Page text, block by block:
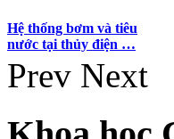
Hệ thống bơm và tiêu
nước tại thủy điện …
Prev Next